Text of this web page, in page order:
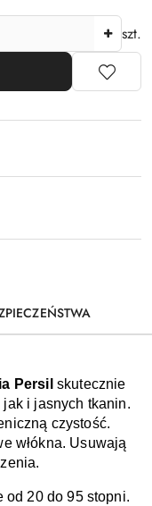
szt.
Persil skutecznie
i jasnych tkanin.
czystość.
włókna. Usuwają
od 20 do 95 stopni.